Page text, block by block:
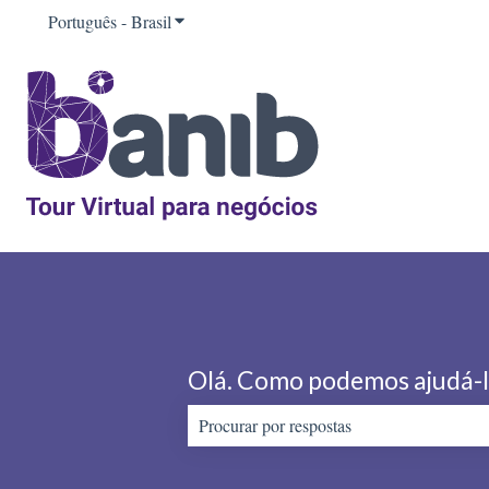
Português - BrasilMostrar submenu para traduções
Olá. Como podemos ajudá-